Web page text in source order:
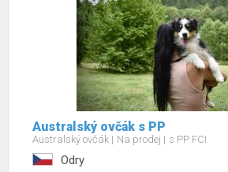
Australský ovčák s PP
Australský ovčák Na prodej s PP FCI
Odry